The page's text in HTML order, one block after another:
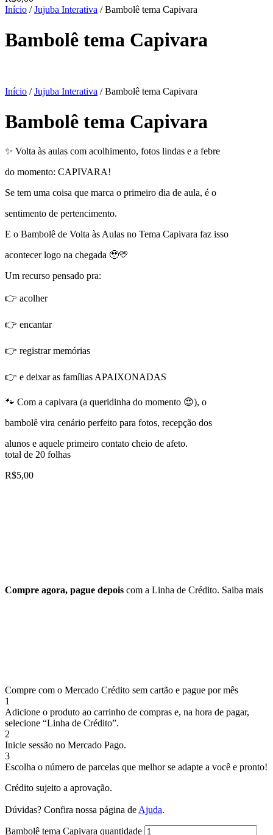
Início /Jujuba Interativa / Bambolê tema Capivara
Bambolê tema Capivara
Início /Jujuba Interativa / Bambolê tema Capivara
Bambolê tema Capivara
✨ Volta às aulas com acolhimento, fotos lindas e a febre
do momento: CAPIVARA!
Se tem uma coisa que marca o primeiro dia de aula, é o
sentimento de pertencimento.
E o Bambolê de Volta às Aulas no Tema Capivara faz isso
acontecer logo na chegada 🥹💛
Um recurso pensado pra:
👉 acolher
👉 encantar
👉 registrar memórias
👉 e deixar as famílias APAIXONADAS
🐾 Com a capivara (a queridinha do momento 😍), o
bambolê vira cenário perfeito para fotos, recepção dos
alunos e aquele primeiro contato cheio de afeto.
total de 20 folhas
R$5,00
Compre agora, pague depois com a Linha de Crédito. Saiba mais
Compre com o Mercado Crédito sem cartão e pague por mês
1
Adicione o produto ao carrinho de compras e, na hora de pagar,
selecione “Linha de Crédito”.
2
Inicie sessão no Mercado Pago.
3
Escolha o número de parcelas que melhor se adapte a você e pronto!
Crédito sujeito a aprovação.
Dúvidas? Confira nossa página de Ajuda.
Bambolê tema Capivara quantidade